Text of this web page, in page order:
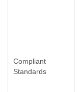
Compliant
Standards